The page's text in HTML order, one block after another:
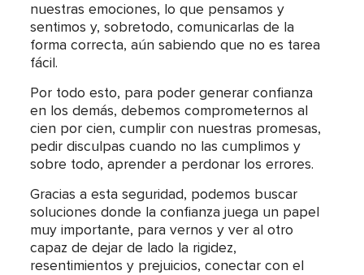
nuestras emociones, lo que pensamos y
sentimos y, sobretodo, comunicarlas de la
forma correcta, aún sabiendo que no es tarea
fácil.
Por todo esto, para poder generar confianza
en los demás, debemos comprometernos al
cien por cien, cumplir con nuestras promesas,
pedir disculpas cuando no las cumplimos y
sobre todo, aprender a perdonar los errores.
Gracias a esta seguridad, podemos buscar
soluciones donde la confianza juega un papel
muy importante, para vernos y ver al otro
capaz de dejar de lado la rigidez,
resentimientos y prejuicios, conectar con el